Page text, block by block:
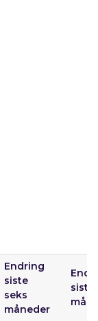
Endring
siste
seks
måneder
siste